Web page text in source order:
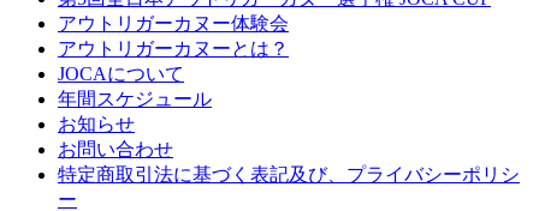
アウトリガーカヌー体験会
アウトリガーカヌーとは？
JOCAについて
年間スケジュール
お知らせ
お問い合わせ
特定商取引法に基づく表記及び、プライバシーポリシ
ー